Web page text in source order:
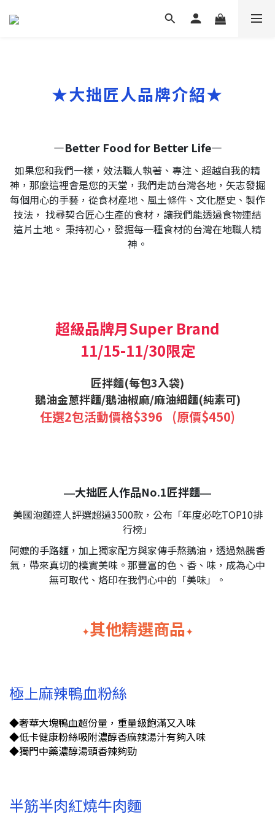
★大拙匠人品牌介紹★
—Better Food for Better Life—
如果您和我們一樣，效法職人執著、專注、超越自我的精
神，那麼這裡會是您的天堂，我們走訪台灣各地，矢志發掘
每個用心的手藝，從食材產地、風土條件、文化歷史、製作
技法， 找尋契合匠心生產的食材，讓我們能透過食物連結
這片土地。 秉持初心，發掘每一種食材的台灣在地職人精
神。
超級品牌月Super Brand
11/15-11/30限定
匠拌麵(每包3入袋)
鵝油金蔥拌麵/鵝油椒麻/麻油細麵(純素可)
任選2包活動價格$396 (原價$450)
—大拙匠人作品No.1匠拌麵—
美國泡麵達人評選超過3500款，公布「年度必吃TOP10排
行榜」
阿嬤的手路麵，加上獨家配方與家傳手熬鵝油，透過熱騰香
氣，帶來真切的樸實美味。那豐富的色、香、味，成為心中
無可取代、烙印在我們心中的「美味」。
✦其他精選商品✦
極上麻辣鴨血粉絲
◆奢華大塊鴨血超份量，重量級飽滿又入味
◆低卡健康粉絲吸附濃醇香麻辣湯汁有夠入味
◆獨門中藥濃醇湯頭香辣夠勁
半筋半肉紅燒牛肉麵